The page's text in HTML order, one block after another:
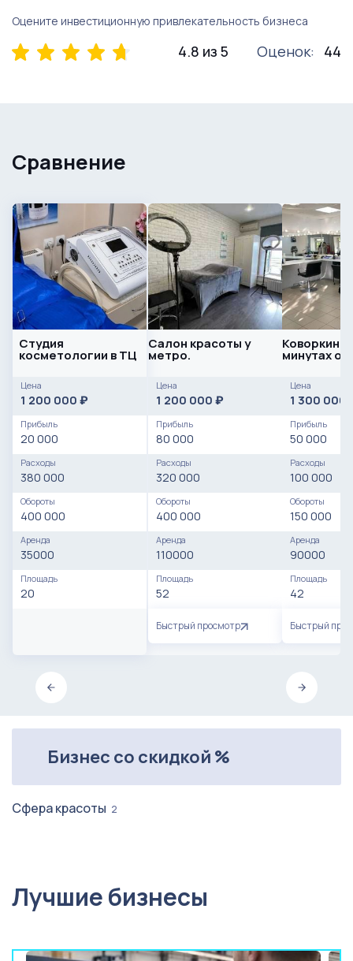
Оцените инвестиционную привлекательность бизнеса
4.8 из 5 Оценок: 44
Сравнение
Студия
косметологии в ТЦ
Цена
1 200 000 ₽
Прибыль
20 000
Расходы
380 000
Обороты
400 000
Аренда
35000
Площадь
20
Салон красоты у
метро.
Цена
1 200 000 ₽
Прибыль
80 000
Расходы
320 000
Обороты
400 000
Аренда
110000
Площадь
52
Быстрый просмотр
Коворкинг
минутах
Цена
1 300 000
Прибыль
50 000
Расходы
100 000
Обороты
150 000
Аренда
90000
Площадь
42
Быстрый
Бизнес со скидкой %
Сфера красоты 2
Лучшие бизнесы